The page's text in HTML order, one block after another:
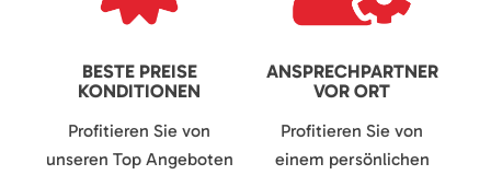
BESTE PREISE
KONDITIONEN
Profitieren Sie von
unseren Top Angeboten
ANSPRECHPARTNER
VOR ORT
Profitieren Sie von
einem persönlichen